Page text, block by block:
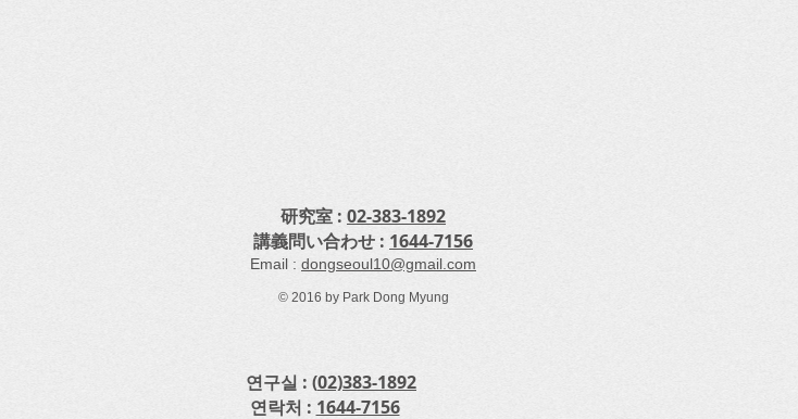
研究室 : 02-383-1892
講義問い合わせ : 1644-7156
​Email : dongseoul10@gmail.com
© 2016 by Park Dong Myung
연구실 : (02)383-1892
연락처 : 1644-7156